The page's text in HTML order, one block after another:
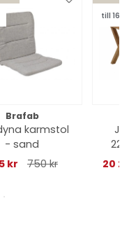
Brafab
karmstol
- sand
kr
750 kr
till 16/8
20